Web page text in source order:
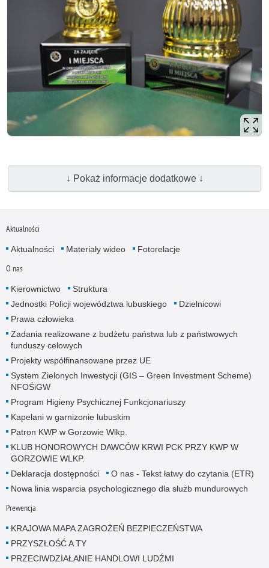
↓ Pokaż informacje dodatkowe ↓
Aktualności
Aktualności Materiały wideo Fotorelacje
O nas
Kierownictwo
Struktura
Jednostki Policji województwa lubuskiego
Dzielnicowi
Prawa człowieka
Zadania realizowane z budżetu państwa lub z państwowych
funduszy celowych
Projekty współfinansowane przez UE
System Zielonych Inwestycji (GIS – Green Investment Scheme)
NFOŚiGW
Program Higieny Psychicznej Funkcjonariuszy
Kapelani w garnizonie lubuskim
Patron KWP w Gorzowie Wlkp.
KLUB HONOROWYCH DAWCÓW KRWI PCK PRZY KWP W
GORZOWIE WLKP.
Deklaracja dostępności
O nas - Tekst łatwy do czytania (ETR)
Nowa linia wsparcia psychologicznego dla służb mundurowych
Prewencja
KRAJOWA MAPA ZAGROŻEŃ BEZPIECZEŃSTWA
PRZYSZŁOŚĆ A TY
PRZECIWDZIAŁANIE HANDLOWI LUDŹMI